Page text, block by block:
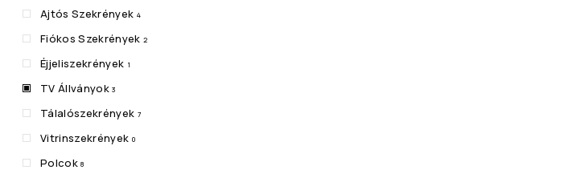
Ajtós Szekrények 4
Fiókos Szekrények 2
Éjjeliszekrények 1
TV Állványok 3
Tálalószekrények 7
Vitrinszekrények 0
Polcok 8